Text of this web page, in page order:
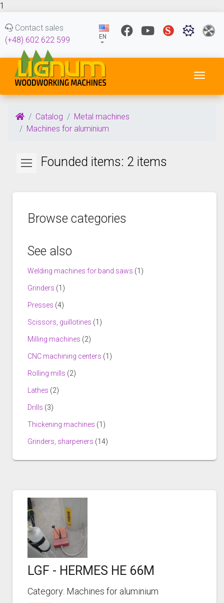
1
Contact sales
(+48) 602 622 599
EN
Catalog
Metal machines
Machines for aluminium
Founded items: 2 items
Browse categories
See also
Welding machines for band saws (1)
Grinders (1)
Presses (4)
Scissors, guillotines (1)
Milling machines (2)
CNC machining centers (1)
Rolling mills (2)
Lathes (2)
Drills (3)
Thickening machines (1)
Grinders, sharpeners (14)
LGF - HERMES HE 66M
Category: Machines for aluminium